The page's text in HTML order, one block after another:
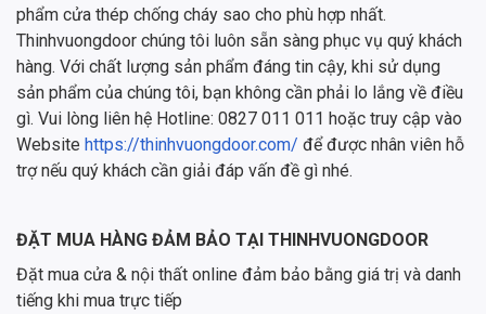
phẩm cửa thép chống cháy sao cho phù hợp nhất.
Thinhvuongdoor chúng tôi luôn sẵn sàng phục vụ quý khách
hàng. Với chất lượng sản phẩm đáng tin cậy, khi sử dụng
sản phẩm của chúng tôi, bạn không cần phải lo lắng về điều
gì. Vui lòng liên hệ Hotline: 0827 011 011 hoặc truy cập vào
Website https://thinhvuongdoor.com/ để được nhân viên hỗ
trợ nếu quý khách cần giải đáp vấn đề gì nhé.
ĐẶT MUA HÀNG ĐẢM BẢO TẠI THINHVUONGDOOR
Đặt mua cửa & nội thất online đảm bảo bằng giá trị và danh
tiếng khi mua trực tiếp